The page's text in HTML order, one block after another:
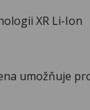
XR Li-Ion
umožňuje